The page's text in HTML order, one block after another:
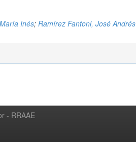
Inés; Ramírez Fantoni, José Andrés
- RRAAE